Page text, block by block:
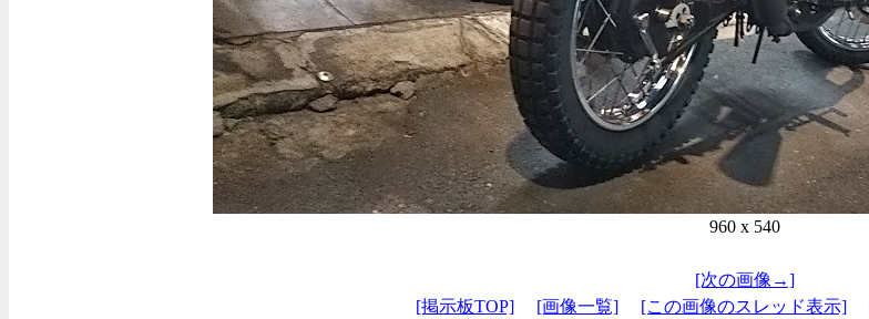
960 x 540
[次の画像→]
[掲示板TOP]
[画像一覧] [この画像のスレッド表示]